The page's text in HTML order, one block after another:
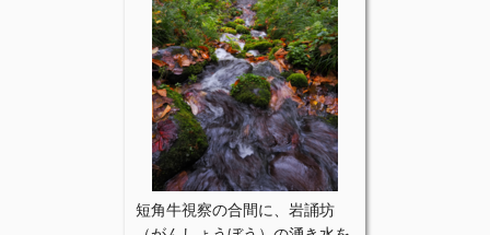
短角牛視察の合間に、岩誦坊